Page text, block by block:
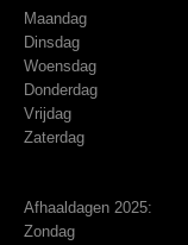
Maandag
Dinsdag
Woensdag
Donderdag
Vrijdag
Zaterdag
Afhaaldagen 2025:
Zondag